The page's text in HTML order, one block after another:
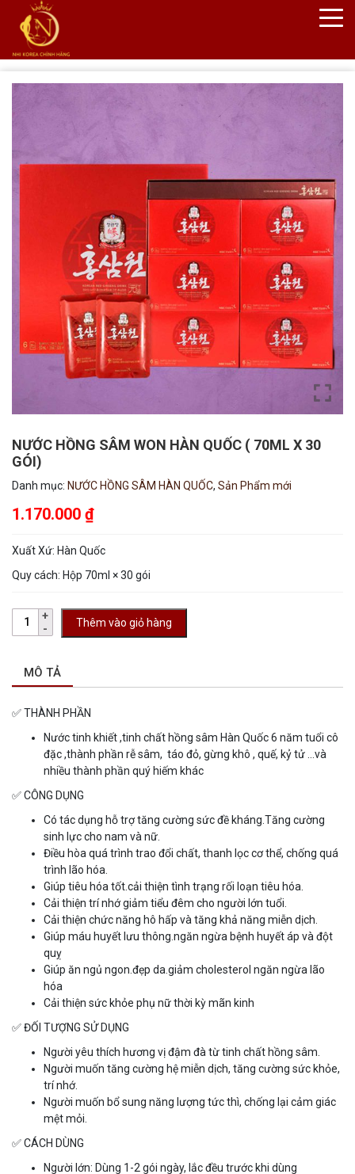
NƯỚC HỒNG SÂM WON HÀN QUỐC ( 70ML X 30
GÓI)
Danh mục: NƯỚC HỒNG SÂM HÀN QUỐC, Sản Phẩm mới
1.170.000 ₫
Xuất Xứ: Hàn Quốc
Quy cách: Hộp 70ml × 30 gói
Thêm vào giỏ hàng
MÔ TẢ
✅️THÀNH PHẦN
Nước tinh khiết ,tinh chất hồng sâm Hàn Quốc 6 năm tuổi cô
đặc ,thành phần rễ sâm, táo đỏ, gừng khô , quế, kỷ tử …và
nhiều thành phần quý hiếm khác
✅ CÔNG DỤNG
Có tác dụng hỗ trợ tăng cường sức đề kháng.Tăng cường
sinh lực cho nam và nữ.
Điều hòa quá trình trao đổi chất, thanh lọc cơ thể, chống quá
trình lão hóa.
Giúp tiêu hóa tốt.cải thiện tình trạng rối loạn tiêu hóa.
Cải thiện trí nhớ giảm tiểu đêm cho người lớn tuổi.
Cải thiện chức năng hô hấp và tăng khả năng miễn dịch.
Giúp máu huyết lưu thông.ngăn ngừa bệnh huyết áp và đột
quỵ
Giúp ăn ngủ ngon.đẹp da.giảm cholesterol ngăn ngừa lão
hóa
Cải thiện sức khỏe phụ nữ thời kỳ mãn kinh
✅ ĐỐI TƯỢNG SỬ DỤNG
Người yêu thích hương vị đậm đà từ tinh chất hồng sâm.
Người muốn tăng cường hệ miễn dịch, tăng cường sức khỏe,
trí nhớ.
Người muốn bổ sung năng lượng tức thì, chống lại cảm giác
mệt mỏi.
✅ CÁCH DÙNG
Người lớn: Dùng 1-2 gói ngày, lắc đều trước khi dùng